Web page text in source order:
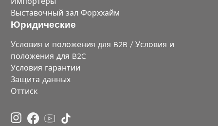
Выставочный зал Форххайм
Юридические
Условия и положения для B2B / Условия и
положения для B2C
Условия гарантии
Защита данных
Оттиск